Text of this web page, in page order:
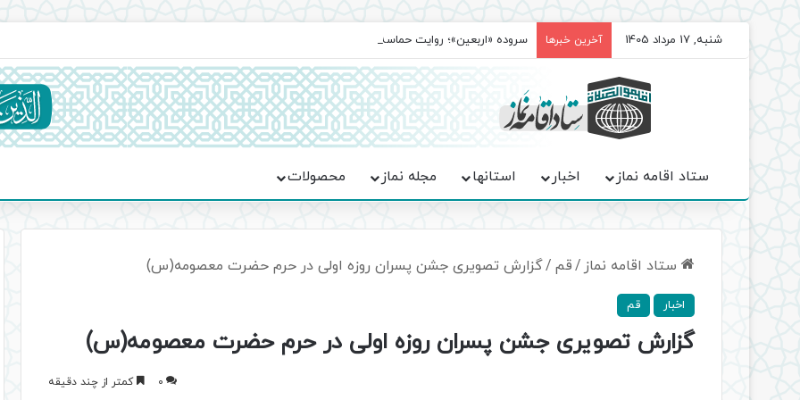
شنبه, 17 مرداد 1405 آخرین خبرها سروده‌ «اربعین»؛ روایت حماسه، استقامت و تمدن‌سازی امت اسلامی
ستاد اقامه نماز اخبار استانها مجله نماز محصولات
ستاد اقامه نماز /قم /گزارش تصویری جشن پسران روزه اولی‌ در حرم حضرت معصومه(س)
اخبار قم
گزارش تصویری جشن پسران روزه اولی‌ در حرم حضرت معصومه(س)
0 کمتر از چند دقیقه